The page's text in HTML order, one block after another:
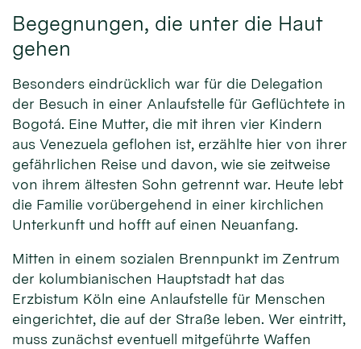
Begegnungen, die unter die Haut
gehen
Besonders eindrücklich war für die Delegation
der Besuch in einer Anlaufstelle für Geflüchtete in
Bogotá. Eine Mutter, die mit ihren vier Kindern
aus Venezuela geflohen ist, erzählte hier von ihrer
gefährlichen Reise und davon, wie sie zeitweise
von ihrem ältesten Sohn getrennt war. Heute lebt
die Familie vorübergehend in einer kirchlichen
Unterkunft und hofft auf einen Neuanfang.
Mitten in einem sozialen Brennpunkt im Zentrum
der kolumbianischen Hauptstadt hat das
Erzbistum Köln eine Anlaufstelle für Menschen
eingerichtet, die auf der Straße leben. Wer eintritt,
muss zunächst eventuell mitgeführte Waffen